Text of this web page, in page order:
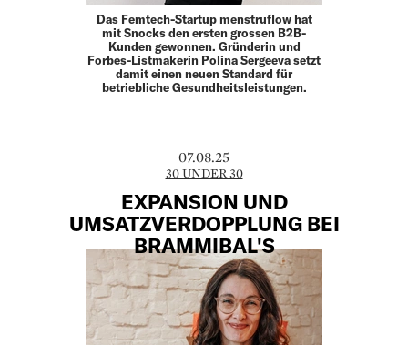
Das Femtech-Startup menstruflow hat
mit Snocks den ersten grossen B2B-
Kunden gewonnen. Gründerin und
Forbes-Listmakerin Polina Sergeeva setzt
damit einen neuen Standard für
betriebliche Gesundheitsleistungen.
07.08.25
30 UNDER 30
EXPANSION UND
UMSATZVERDOPPLUNG BEI
BRAMMIBAL'S